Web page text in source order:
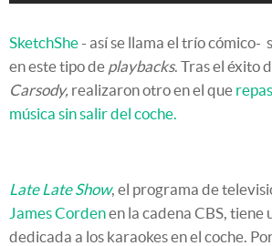
SketchShe- así se llama el trío cómico-
en este tipo de playbacks. Tras el éxito
Carsody, realizaron otro en el que
música sin salir del coche.
Late Late Show, el programa de
James Cordenen la cadena CBS, tiene
dedicada a los karaokes en el coche.